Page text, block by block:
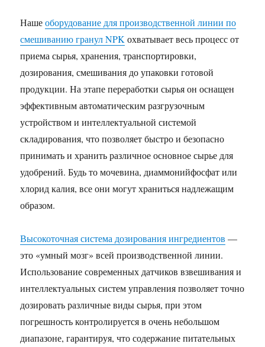
Нашеоборудование для производственной линии по
смешиванию гранул NPK охватывает весь процесс от
приема сырья, хранения, транспортировки,
дозирования, смешивания до упаковки готовой
продукции. На этапе переработки сырья он оснащен
эффективным автоматическим разгрузочным
устройством и интеллектуальной системой
складирования, что позволяет быстро и безопасно
принимать и хранить различное основное сырье для
удобрений. Будь то мочевина, диаммонийфосфат или
хлорид калия, все они могут храниться надлежащим
образом.
Высокоточная система дозирования ингредиентов —
это «умный мозг» всей производственной линии.
Использование современных датчиков взвешивания и
интеллектуальных систем управления позволяет точно
дозировать различные виды сырья, при этом
погрешность контролируется в очень небольшом
диапазоне, гарантируя, что содержание питательных